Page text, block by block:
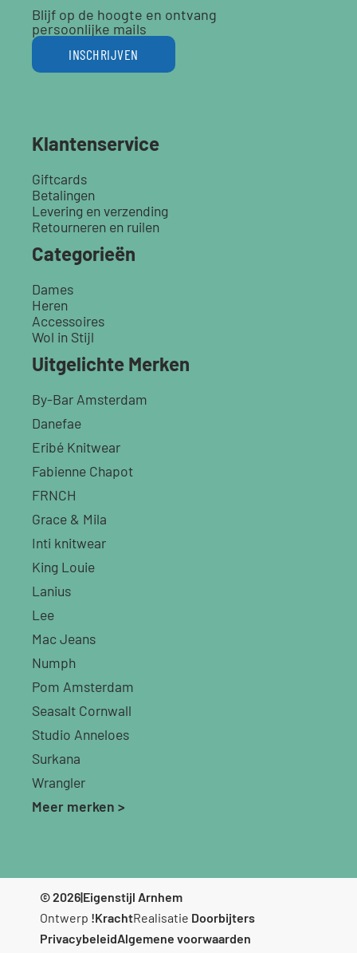
Blijf op de hoogte en ontvang
persoonlijke mails
INSCHRIJVEN
Klantenservice
Giftcards
Betalingen
Levering en verzending
Retourneren en ruilen
Categorieën
Dames
Heren
Accessoires
Wol in Stijl
Uitgelichte Merken
By-Bar Amsterdam
Danefae
Eribé Knitwear
Fabienne Chapot
FRNCH
Grace & Mila
Inti knitwear
King Louie
Lanius
Lee
Mac Jeans
Numph
Pom Amsterdam
Seasalt Cornwall
Studio Anneloes
Surkana
Wrangler
Meer merken >
© 2026|Eigenstijl Arnhem
Ontwerp !KrachtRealisatie Doorbijters
PrivacybeleidAlgemene voorwaarden